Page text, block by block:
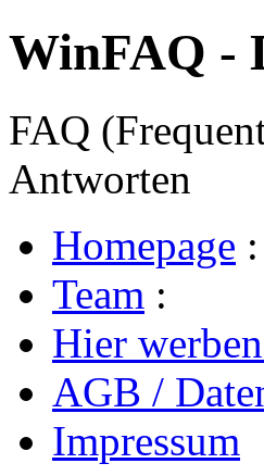
WinFAQ -
FAQ
Antworten
Homepage :
Team :
Hier
AGB /
Impressum